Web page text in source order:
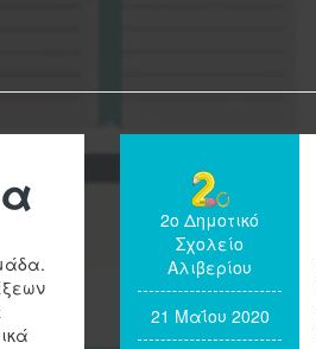
2ο Δημοτικό
Σχολείο
Αλιβερίου
21 Μαΐου 2020